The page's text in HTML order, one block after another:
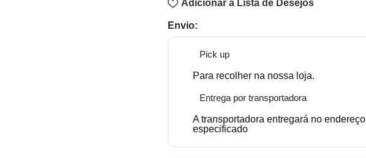
Adicionar à Lista de Desejos
Envio:
Pick up
Para recolher na nossa loja.
Entrega por transportadora
A transportadora entregará no endereço
especificado